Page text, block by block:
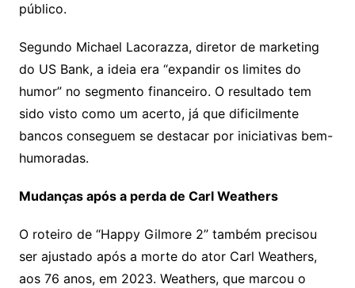
público.
Segundo Michael Lacorazza, diretor de marketing
do US Bank, a ideia era “expandir os limites do
humor” no segmento financeiro. O resultado tem
sido visto como um acerto, já que dificilmente
bancos conseguem se destacar por iniciativas bem-
humoradas.
Mudanças após a perda de Carl Weathers
O roteiro de “Happy Gilmore 2” também precisou
ser ajustado após a morte do ator Carl Weathers,
aos 76 anos, em 2023. Weathers, que marcou o